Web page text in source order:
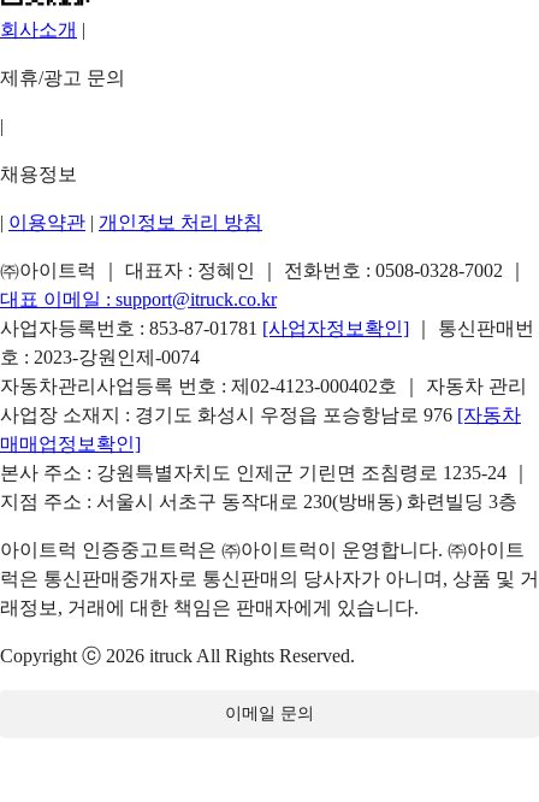
회사소개 |
제휴/광고 문의
|
채용정보
| 이용약관 | 개인정보 처리 방침
㈜아이트럭 ｜ 대표자 : 정혜인 ｜ 전화번호 : 0508-0328-7002
대표 이메일 : support@itruck.co.kr
사업자등록번호 : 853-87-01781 [사업자정보확인]
｜ 통신판매번
호 : 2023-강원인제-0074
자동차관리사업등록 번호 : 제02-4123-000402호 ｜ 자동차 관리
사업장 소재지 : 경기도 화성시 우정읍 포승항남로 976 [자동차
매매업정보확인]
본사 주소 : 강원특별자치도 인제군 기린면 조침령로 1235-24 ｜
지점 주소 : 서울시 서초구 동작대로 230(방배동) 화련빌딩 3층
아이트럭 인증중고트럭은 ㈜아이트럭이 운영합니다. ㈜아이트
럭은 통신판매중개자로 통신판매의 당사자가 아니며, 상품 및 거
래정보, 거래에 대한 책임은 판매자에게 있습니다.
Copyright ⓒ 2026 itruck All Rights Reserved.
이메일 문의